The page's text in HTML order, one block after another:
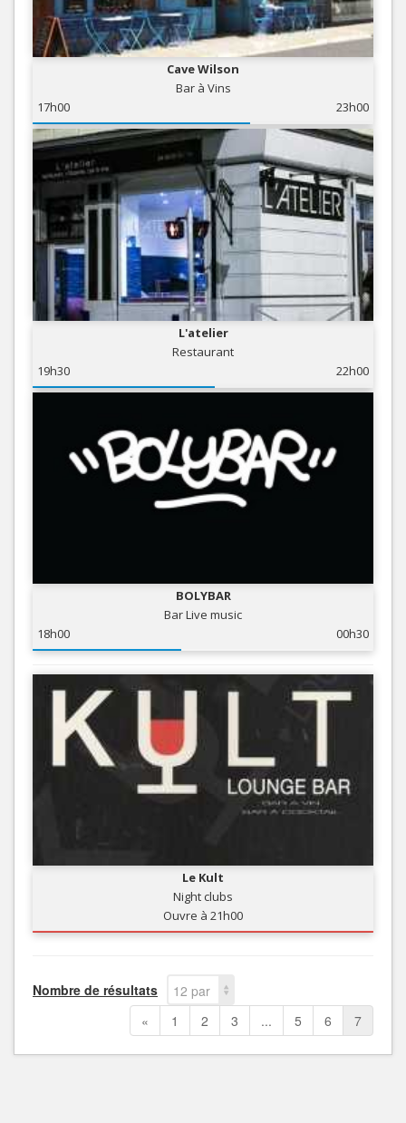
Cave Wilson
Bar à Vins
17h00
23h00
L'atelier
Restaurant
19h30
22h00
BOLYBAR
Bar Live music
18h00
00h30
Le Kult
Night clubs
Ouvre à 21h00
Nombre de résultats
12 par
page
« 1 2 3 ... 5 6 7